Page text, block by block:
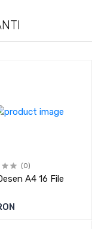
(0)
A4 16 File